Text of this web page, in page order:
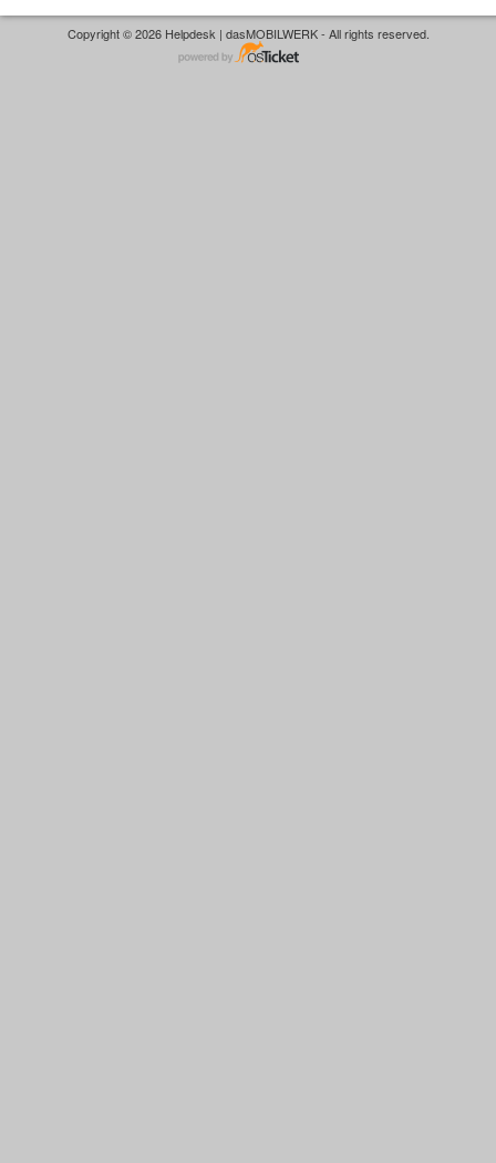
Copyright © 2026 Helpdesk | dasMOBILWERK - All rights reserved.